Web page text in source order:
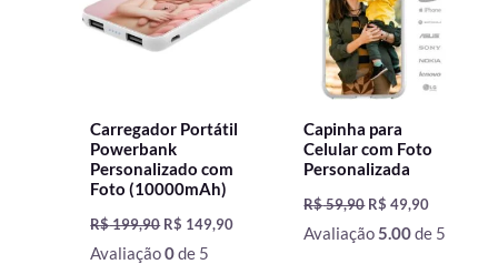
Carregador Portátil
Powerbank
Personalizado com
Foto (10000mAh)
R$199,90 R$ 149,90
Avaliação0de 5
Capinha para
Celular com Foto
Personalizada
R$59,90 R$ 49,90
Avaliação5.00de 5